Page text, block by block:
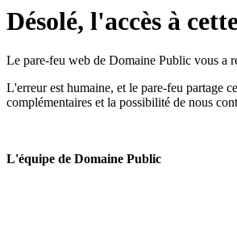
Désolé, l'accès à
Le pare-feu web de Domaine Public vous a
L'erreur est humaine, et le pare-feu partage
complémentaires et la possibilité de nous
L'équipe de Domaine Public